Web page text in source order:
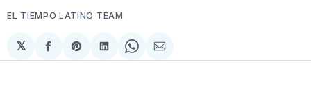
EL TIEMPO LATINO TEAM
𝕏
Compartir
en
Share
on
Compartir
en
Share
on
Compartir
via